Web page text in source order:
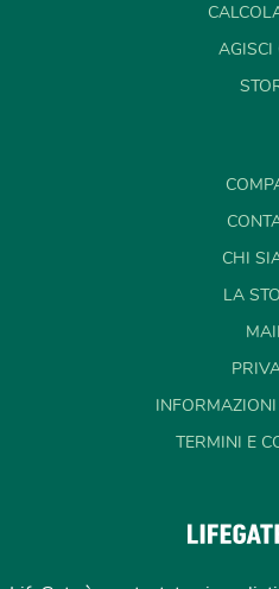
AGISCI
CHI
LA
TERMINI E